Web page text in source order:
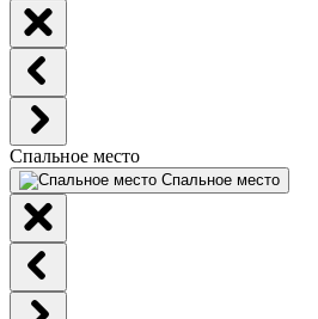
Спальное место
Спальное место